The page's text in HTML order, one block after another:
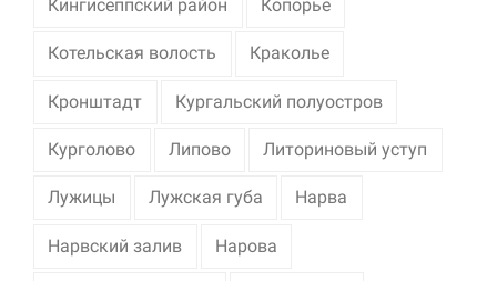
Кингисеппский район Копорье
Котельская волость Краколье
Кронштадт Кургальский полуостров
Курголово Липово Литориновый уступ
Лужицы Лужская губа Нарва
Нарвский залив Нарова